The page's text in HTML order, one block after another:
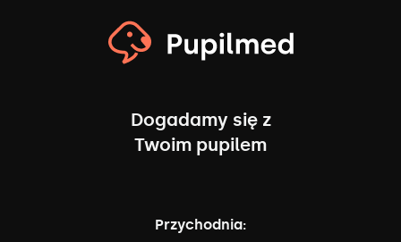
Dogadamy się z
Twoim pupilem
Przychodnia: